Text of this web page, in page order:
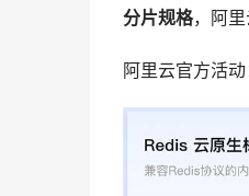
分片规格，阿里
阿里云官方活动